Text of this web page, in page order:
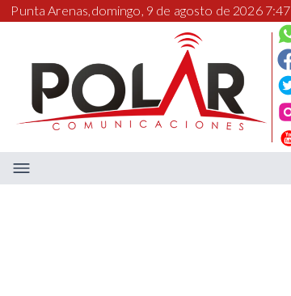
Punta Arenas,domingo, 9 de agosto de 2026 7:47